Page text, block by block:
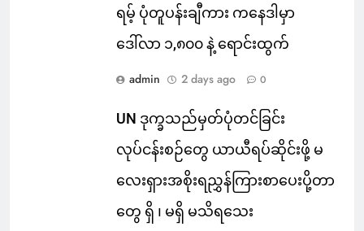
ရမ့် ပုံတူပန်းချီကား ကနေဒါမှာ
ဒေါ်လာ ၁,၈၀၀ နဲ့ ရောင်းထွက်
admin 2 days ago 0
UN ဒုက္ခသည်မှတ်ပုံတင်ခြင်း
လုပ်ငန်းစဉ်တွေ ယာယီရပ်ဆိုင်းဖို့ မ
လေးရှားအစိုးရညွှန်ကြားစာပေးပို့တာ
တွေ ရှိ ၊ မရှိ မသိရသေး